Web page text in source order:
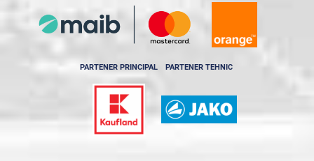
PARTENER PRINCIPAL PARTENER TEHNIC